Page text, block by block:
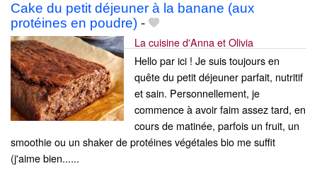
Cake du petit déjeuner à la banane (aux
protéines en poudre) -
La cuisine d'Anna et Olivia
Hello par ici ! Je suis toujours en
quête du petit déjeuner parfait, nutritif
et sain. Personnellement, je
commence à avoir faim assez tard, en
cours de matinée, parfois un fruit, un
smoothie ou un shaker de protéines végétales bio me suffit
(j'aime bien......